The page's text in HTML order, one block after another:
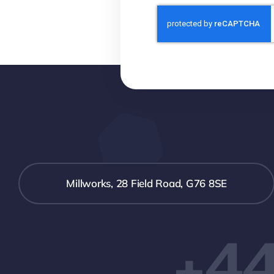
Millworks, 28 Field Road, G76 8SE